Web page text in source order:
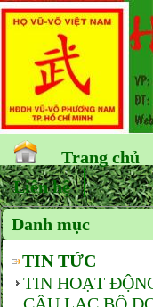
Trang chủ
Liên hệ
Danh mục
TIN TỨC
TIN HOẠT